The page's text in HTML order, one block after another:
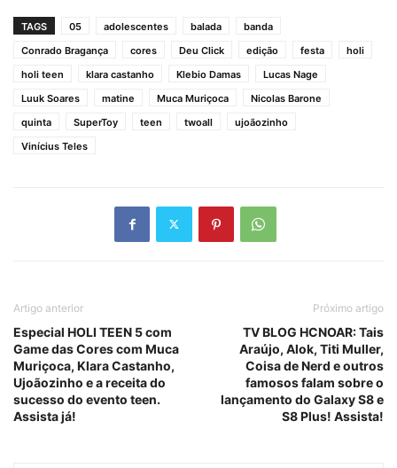
TAGS 05 adolescentes balada
banda
Conrado Bragança
cores Deu Click edição festa
holi
holi teen
klara castanho Klebio Damas
Lucas Nage
Luuk Soares
matine Muca Muriçoca
Nicolas Barone
quinta
SuperToy teen twoall
ujoãozinho
Vinícius Teles
Artigo anterior
Especial HOLI TEEN 5 com
Game das Cores com Muca
Muriçoca, Klara Castanho,
Ujoãozinho e a receita do
sucesso do evento teen.
Assista já!
Próximo artigo
TV BLOG HCNOAR: Tais
Araújo, Alok, Titi Muller,
Coisa de Nerd e outros
famosos falam sobre o
lançamento do Galaxy S8 e
S8 Plus! Assista!